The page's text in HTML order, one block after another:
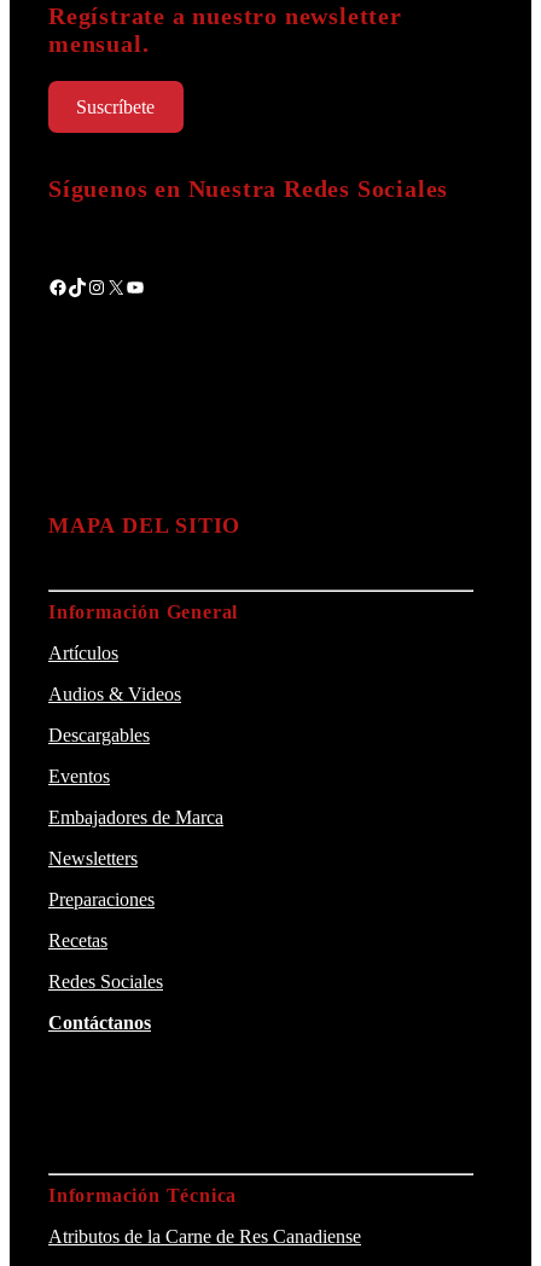
Regístrate a nuestro newsletter
mensual.
Suscríbete
Síguenos en Nuestra Redes Sociales
Facebook
TikTok
Instagram
X YouTube
MAPA DEL SITIO
Información General
Artículos
Audios & Videos
Descargables
Eventos
Embajadores de Marca
Newsletters
Preparaciones
Recetas
Redes Sociales
Contáctanos
Información Técnica
Atributos de la Carne de Res Canadiense